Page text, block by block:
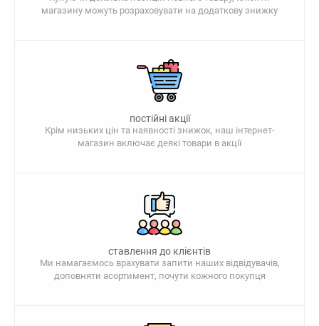
магазину можуть розраховувати на додаткову знижку
постійні акції
Крім низьких цін та наявності знижок, наш інтернет-
магазин включає деякі товари в акції
ставлення до клієнтів
Ми намагаємось врахувати запити наших відвідувачів,
доповняти асортимент, почути кожного покупця